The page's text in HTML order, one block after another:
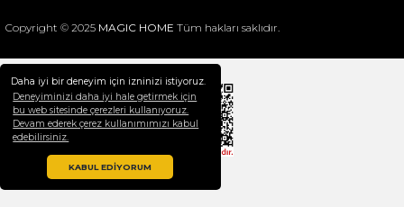
Daha iyi bir deneyim için izninizi istiyoruz.
Deneyiminizi daha iyi hale getirmek için
bu web sitesinde çerezleri kullanıyoruz.
Devam ederek çerez kullanımımızı kabul
edebilirsiniz.
KABUL EDİYORUM
Selim Dekor Chain 15x20 Çerçeve Vizon
1.595,00 TL
Copyright © 2025 MAGIC HOME Tüm hakları saklıdır.